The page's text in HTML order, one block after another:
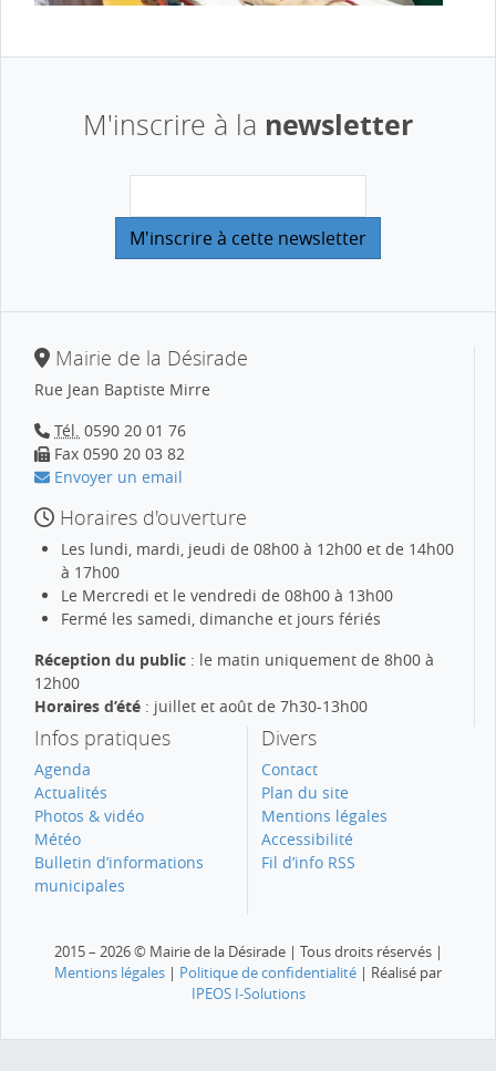
M'inscrire à la newsletter
Mairie de la Désirade
Rue Jean Baptiste Mirre
Tél. 0590 20 01 76
Fax 0590 20 03 82
Envoyer un email
Horaires d'ouverture
Les lundi, mardi, jeudi de 08h00 à 12h00 et de 14h00
à 17h00
Le Mercredi et le vendredi de 08h00 à 13h00
Fermé les samedi, dimanche et jours fériés
Réception du public : le matin uniquement de 8h00 à
12h00
Horaires d’été : juillet et août de 7h30-13h00
Infos pratiques
Agenda
Actualités
Photos & vidéo
Météo
Bulletin d’informations
municipales
Divers
Contact
Plan du site
Mentions légales
Accessibilité
Fil d’info RSS
2015 – 2026 © Mairie de la Désirade | Tous droits réservés |
Mentions légales | Politique de confidentialité | Réalisé par
IPEOS I-Solutions